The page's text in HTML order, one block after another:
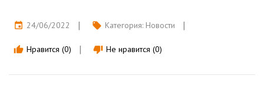
event 24/06/2022 local_offer Категория: Новости
thumb_up Нравится (0) thumb_down Не нравится (0)